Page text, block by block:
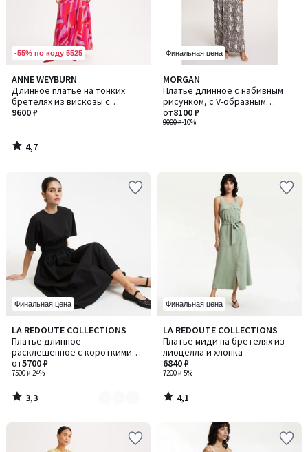
-55% по коду 5525
ANNE WEYBURN
Длинное платье на тонких
бретелях из вискозы с
набивным рисунком
9600 ₽
4,7
/ 5
4,7
/
Финальная цена
MORGAN
Платье длинное с набивным
рисунком, с V-образным
вырезом
9000 ₽-10%
от8100 ₽
Финальная цена
LA REDOUTE COLLECTIONS
Платье длинное
расклешенное с короткими
рукавами
7500 ₽-24%
от5700 ₽
3,3
/ 5
Количество
цветов:
2
3,3
/
Финальная цена
LA REDOUTE COLLECTIONS
Платье миди на бретелях из
лиоцелла и хлопка
7200 ₽-5%
6840 ₽
4,1
/ 5
4,1
/